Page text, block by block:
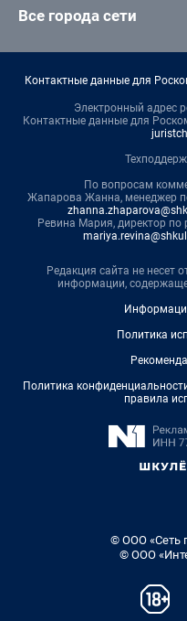
Все города сети
Контактные данные для
Электронный адрес
Контактные данные для
По вопросам
Жапарова Жанна, менеджер
Ревина Мария, директор
Редакция сайта не несет
информации,
Политика
Политика
правила
© ООО «Сеть
© ООО